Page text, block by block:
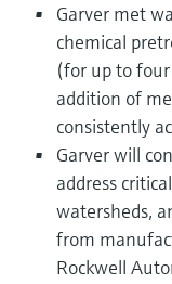
Garver met
chemical
(for up to
addition of
consistently
Garver will
address
watersheds,
from
Rockwell